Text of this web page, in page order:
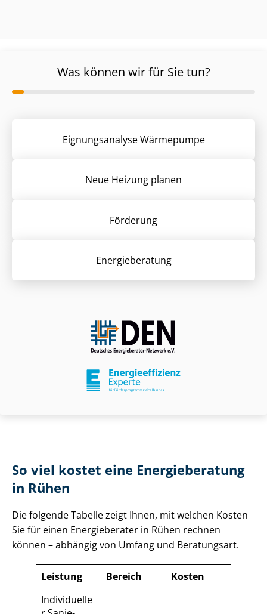
Was können wir für Sie tun?
Eignungsanalyse Wärmepumpe
Neue Heizung planen
Förderung
Energieberatung
So viel kostet eine Energieberatung
in Rühen
Die folgende Tabelle zeigt Ihnen, mit welchen Kosten
Sie für einen Energieberater in Rühen rechnen
können – abhängig von Umfang und Beratungsart.
Leistung Bereich
Kosten
Individuelle